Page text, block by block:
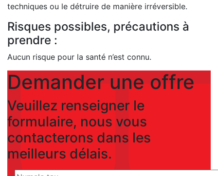
techniques ou le détruire de manière irréversible.
Risques possibles, précautions à
prendre :
Aucun risque pour la santé n’est connu.
Demander une offre
Veuillez renseigner le
formulaire, nous vous
contacterons dans les
meilleurs délais.